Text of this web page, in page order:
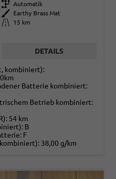
Getriebe Automatik
Außenfarbe
Earthy Brass Mat
Kilometerstand
15 km
DETAILS
kombiniert):
Batterie kombiniert:
Betrieb kombiniert:
54 km
B
F
38,00 g/km